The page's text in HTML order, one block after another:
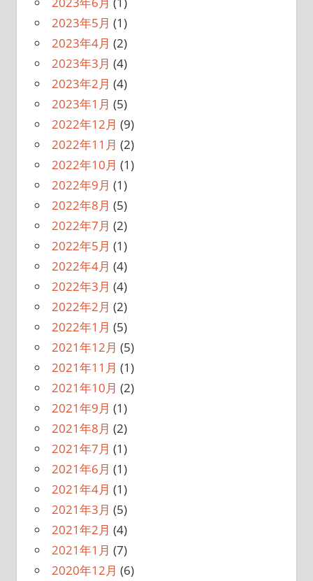
2023年5月 (1)
2023年4月 (2)
2023年3月 (4)
2023年2月 (4)
2023年1月 (5)
2022年12月 (9)
2022年11月 (2)
2022年10月 (1)
2022年9月 (1)
2022年8月 (5)
2022年7月 (2)
2022年5月 (1)
2022年4月 (4)
2022年3月 (4)
2022年2月 (2)
2022年1月 (5)
2021年12月 (5)
2021年11月 (1)
2021年10月 (2)
2021年9月 (1)
2021年8月 (2)
2021年7月 (1)
2021年6月 (1)
2021年4月 (1)
2021年3月 (5)
2021年2月 (4)
2021年1月 (7)
2020年12月 (6)